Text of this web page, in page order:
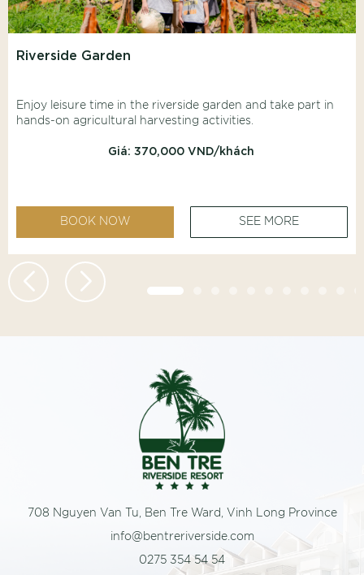
Riverside Garden
Enjoy leisure time in the riverside garden and take part in
hands-on agricultural harvesting activities.
Giá: 370,000 VND/khách
BOOK NOW SEE MORE
708 Nguyen Van Tu, Ben Tre Ward, Vinh Long Province
info@bentreriverside.com
0275 354 54 54